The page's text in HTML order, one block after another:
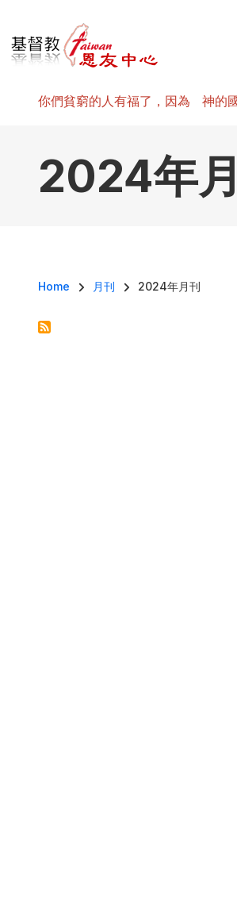
你們貧窮的人有福了，因為 神的
2024年
導航連結
Home 月刊 2024年月刊